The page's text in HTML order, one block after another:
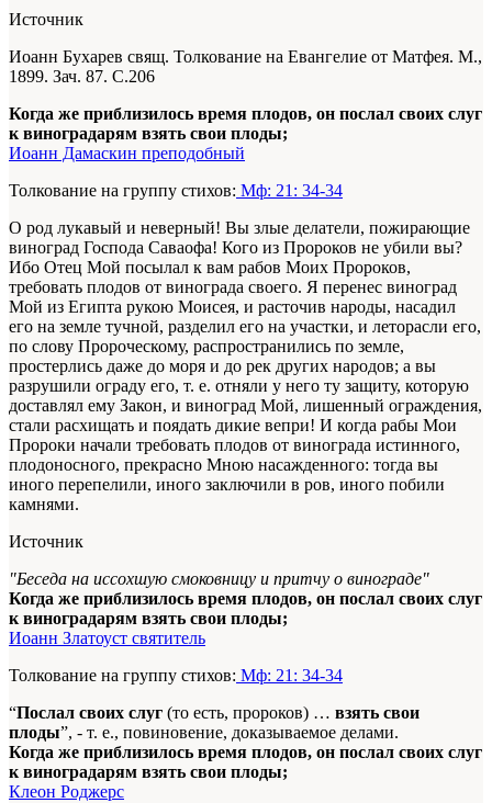
Источник
Иоанн Бухарев свящ. Толкование на Евангелие от Матфея. М.,
1899. Зач. 87. С.206
Когда же приблизилось время плодов, он послал своих слуг
к виноградарям взять свои плоды;
Иоанн Дамаскин преподобный
Толкование на группу стихов: Мф: 21: 34-34
О род лукавый и неверный! Вы злые делатели, пожирающие
виноград Господа Саваофа! Кого из Пророков не убили вы?
Ибо Отец Мой посылал к вам рабов Моих Пророков,
требовать плодов от винограда своего. Я перенес виноград
Мой из Египта рукою Моисея, и расточив народы, насадил
его на земле тучной, разделил его на участки, и леторасли его,
по слову Пророческому, распространились по земле,
простерлись даже до моря и до рек других народов; а вы
разрушили ограду его, т. е. отняли у него ту защиту, которую
доставлял ему Закон, и виноград Мой, лишенный ограждения,
стали расхищать и поядать дикие вепри! И когда рабы Мои
Пророки начали требовать плодов от винограда истинного,
плодоносного, прекрасно Мною насажденного: тогда вы
иного перепелили, иного заключили в ров, иного побили
камнями.
Источник
"Беседа на иссохшую смоковницу и притчу о винограде"
Когда же приблизилось время плодов, он послал своих слуг
к виноградарям взять свои плоды;
Иоанн Златоуст святитель
Толкование на группу стихов: Мф: 21: 34-34
“Послал своих слуг (то есть, пророков) … взять свои
плоды”, - т. е., повиновение, доказываемое делами.
Когда же приблизилось время плодов, он послал своих слуг
к виноградарям взять свои плоды;
Клеон Роджерс